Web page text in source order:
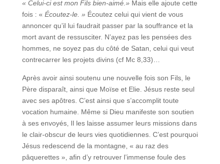
« Celui-ci est mon Fils bien-aimé.» Mais elle ajoute cette
fois : « Écoutez-le. » Écoutez celui qui vient de vous
annoncer qu’il lui faudrait passer par la souffrance et la
mort avant de ressusciter. N’ayez pas les pensées des
hommes, ne soyez pas du côté de Satan, celui qui veut
contrecarrer les projets divins (cf Mc 8,33)…
Après avoir ainsi soutenu une nouvelle fois son Fils, le
Père disparaît, ainsi que Moïse et Elie. Jésus reste seul
avec ses apôtres. C’est ainsi que s’accomplit toute
vocation humaine. Même si Dieu manifeste son soutien
à ses envoyés, Il les laisse assumer leurs missions dans
le clair-obscur de leurs vies quotidiennes. C’est pourquoi
Jésus redescend de la montagne, « au raz des
pâquerettes », afin d’y retrouver l’immense foule des